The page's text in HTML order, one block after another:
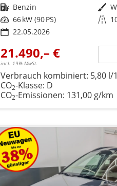
Kraftstoff Benzin Außenfarbe
Leistung 66 kW (90 PS) Kilometerstand
22.05.2026
21.490,– €
incl. 19% MwSt.
Verbrauch kombiniert: 5,80 l/
CO2-Klasse: D
CO2-Emissionen: 131,00 g/km